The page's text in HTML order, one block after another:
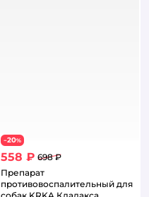
−20%
558 ₽ 698 ₽
Препарат
противовоспалительный для
собак KRKA Кладакса